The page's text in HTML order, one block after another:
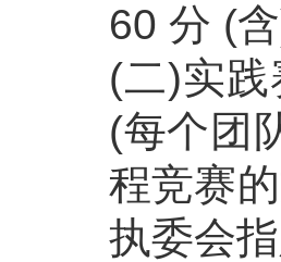
60 分 (
(二)实
(每个团
程竞赛
执委会